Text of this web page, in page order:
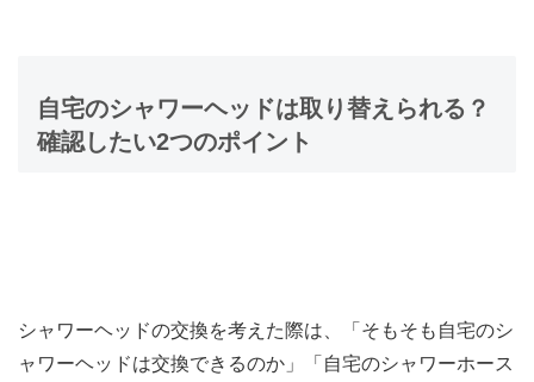
自宅のシャワーヘッドは取り替えられる？
確認したい2つのポイント
シャワーヘッドの交換を考えた際は、「そもそも自宅のシ
ャワーヘッドは交換できるのか」「自宅のシャワーホース